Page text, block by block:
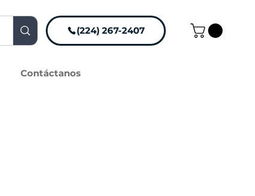
(224) 267-2407
Contáctanos